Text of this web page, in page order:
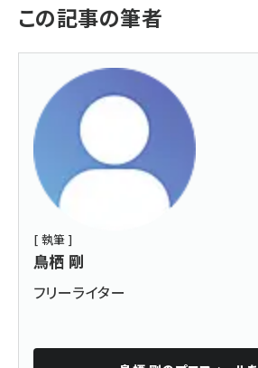
この記事の筆者
[ 執筆 ]
鳥栖 剛
フリーライター